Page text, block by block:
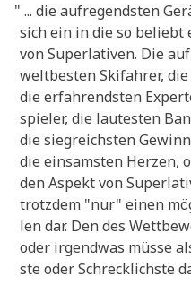
" ... die auf­re­gend­sten
sich ein in die so beliebt
von Super­la­ti­ven. Die
welt­be­sten Ski­fah­rer,
die erfah­rend­sten
spie­ler, die lau­te­sten
die sieg­reich­sten
die ein­sam­sten Her­zen,
den Aspekt von
trotz­dem "nur" einen
len dar. Den des
oder irgend­was müs­se
ste oder Schreck­lich­ste